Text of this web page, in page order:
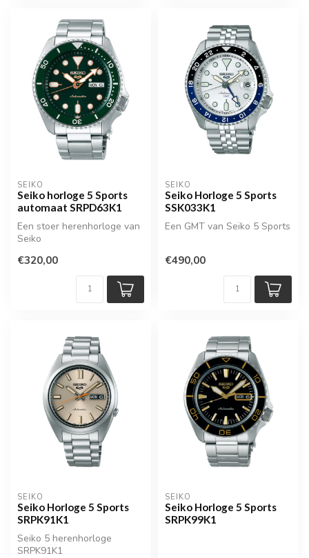
SEIKO
Seiko horloge 5 Sports
automaat SRPD63K1
Een stoer herenhorloge van
Seiko
€320,00
SEIKO
Seiko Horloge 5 Sports
SSK033K1
Een GMT van Seiko 5 Sports
€490,00
SEIKO
Seiko Horloge 5 Sports
SRPK91K1
Seiko 5 herenhorloge
SRPK91K1
SEIKO
Seiko Horloge 5 Sports
SRPK99K1